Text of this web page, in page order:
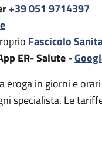
+39 051 9714397
Fascicolo
ER- Salute -
eroga in giorni e
specialista. Le